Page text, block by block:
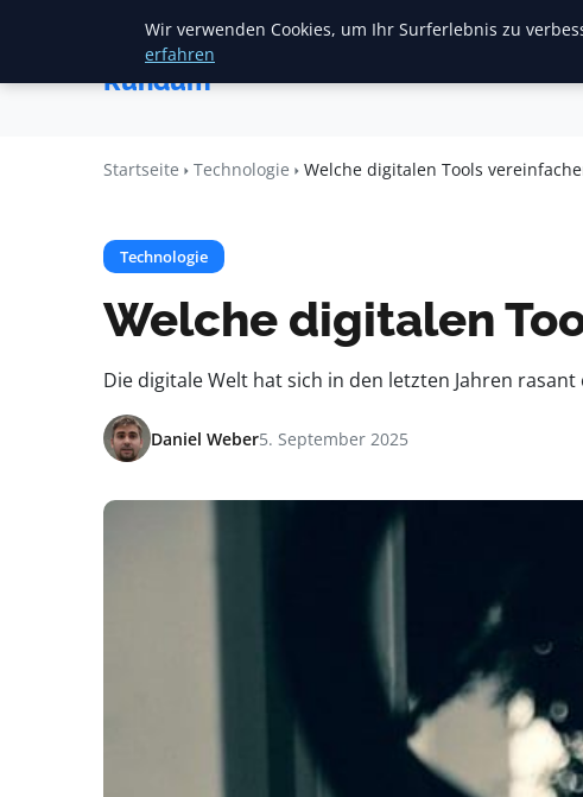
Heide
Rundum
Startseite Technologie Welche digitalen Tools
Technologie
Welche digitalen
Die digitale Welt hat sich in den letzten Jahren
Daniel Weber5. September 2025
Wir verwenden Cookies, um Ihr Surferlebnis zu
erfahren